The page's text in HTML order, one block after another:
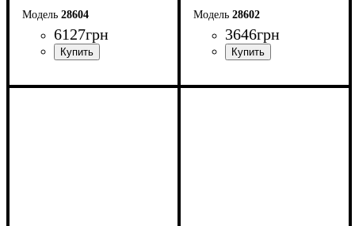
28604
6127грн
Ширина: 160 см
28602
3646грн
Ширина: 128 см